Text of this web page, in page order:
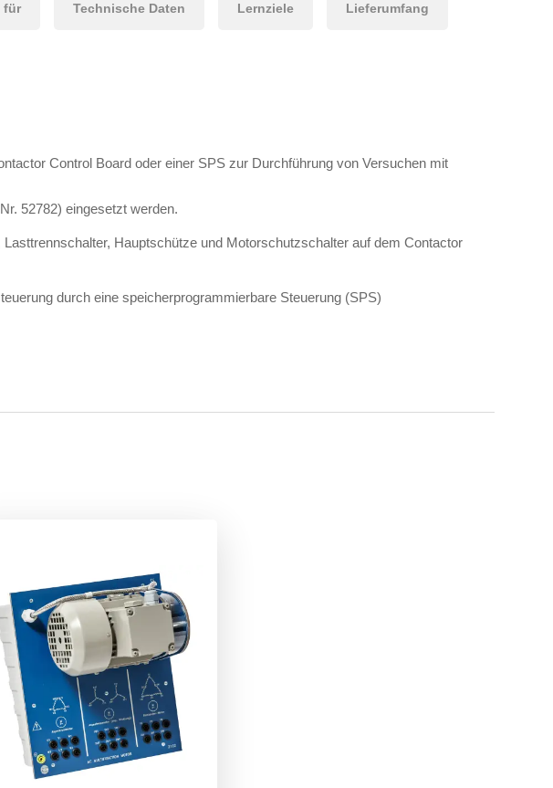
für Technische Daten Lernziele Lieferumfang
Control Board oder einer SPS zur Durchführung von Versuchen mit
52782) eingesetzt werden.
Hauptschütze und Motorschutzschalter auf dem Contactor
durch eine speicherprogrammierbare Steuerung (SPS)